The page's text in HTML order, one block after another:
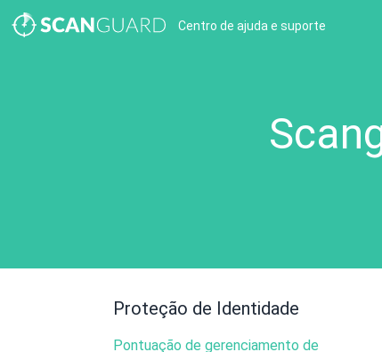
Centro de ajuda e suporte
Proteção de Identidade
Pontuação de gerenciamento de